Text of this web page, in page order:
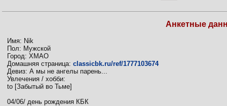
Анкетные
Имя: Nik
Пол: Мужской
Город: XMAO
Домашняя страница: classicbk.ru/ref/1777103674
Девиз: А мы не ангелы парень...
Увлечения / хобби:
to [Забытый во Тьме]
04/06/ день рождения КБК